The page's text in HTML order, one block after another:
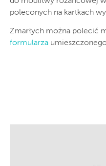
poleconych na kartkach
Zmarłych można polecić
formularza